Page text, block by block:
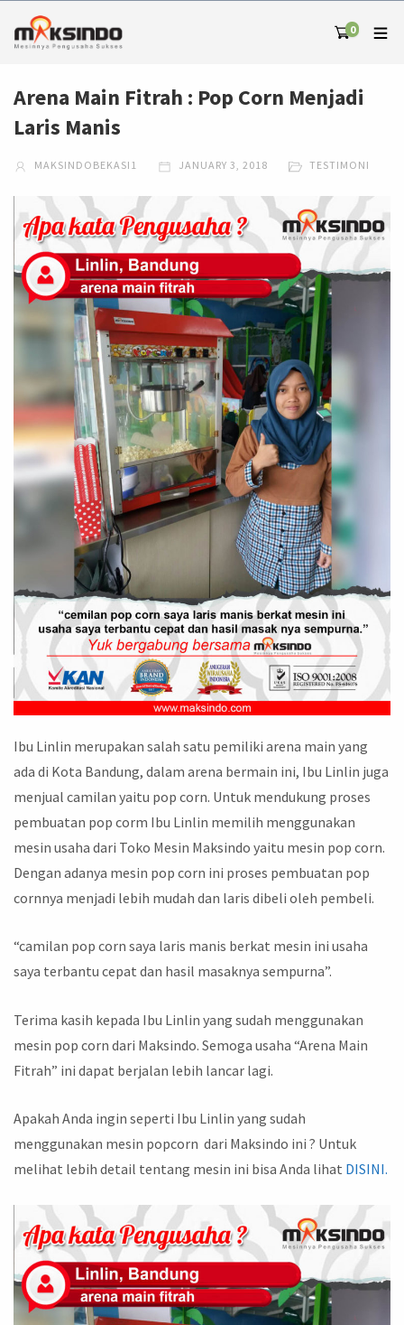
0
Arena Main Fitrah : Pop Corn Menjadi
Laris Manis
MAKSINDOBEKASI1 JANUARY 3, 2018 TESTIMONI
Ibu Linlin merupakan salah satu pemiliki arena main yang
ada di Kota Bandung, dalam arena bermain ini, Ibu Linlin juga
menjual camilan yaitu pop corn. Untuk mendukung proses
pembuatan pop corm Ibu Linlin memilih menggunakan
mesin usaha dari Toko Mesin Maksindo yaitu mesin pop corn.
Dengan adanya mesin pop corn ini proses pembuatan pop
cornnya menjadi lebih mudah dan laris dibeli oleh pembeli.
“camilan pop corn saya laris manis berkat mesin ini usaha
saya terbantu cepat dan hasil masaknya sempurna”.
Terima kasih kepada Ibu Linlin yang sudah menggunakan
mesin pop corn dari Maksindo. Semoga usaha “Arena Main
Fitrah” ini dapat berjalan lebih lancar lagi.
Apakah Anda ingin seperti Ibu Linlin yang sudah
menggunakan mesin popcorn dari Maksindo ini ? Untuk
melihat lebih detail tentang mesin ini bisa Anda lihat DISINI.